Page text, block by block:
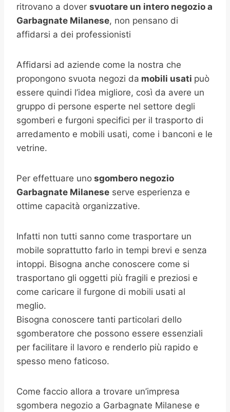
ritrovano a dover svuotare un intero negozio a
Garbagnate Milanese, non pensano di
affidarsi a dei professionisti
Affidarsi ad aziende come la nostra che
propongono svuota negozi da mobili usati può
essere quindi l’idea migliore, così da avere un
gruppo di persone esperte nel settore degli
sgomberi e furgoni specifici per il trasporto di
arredamento e mobili usati, come i banconi e le
vetrine.
Per effettuare uno sgombero negozio
Garbagnate Milanese serve esperienza e
ottime capacità organizzative.
Infatti non tutti sanno come trasportare un
mobile soprattutto farlo in tempi brevi e senza
intoppi. Bisogna anche conoscere come si
trasportano gli oggetti più fragili e preziosi e
come caricare il furgone di mobili usati al
meglio.
Bisogna conoscere tanti particolari dello
sgomberatore che possono essere essenziali
per facilitare il lavoro e renderlo più rapido e
spesso meno faticoso.
Come faccio allora a trovare un’impresa
sgombera negozio a Garbagnate Milanese e